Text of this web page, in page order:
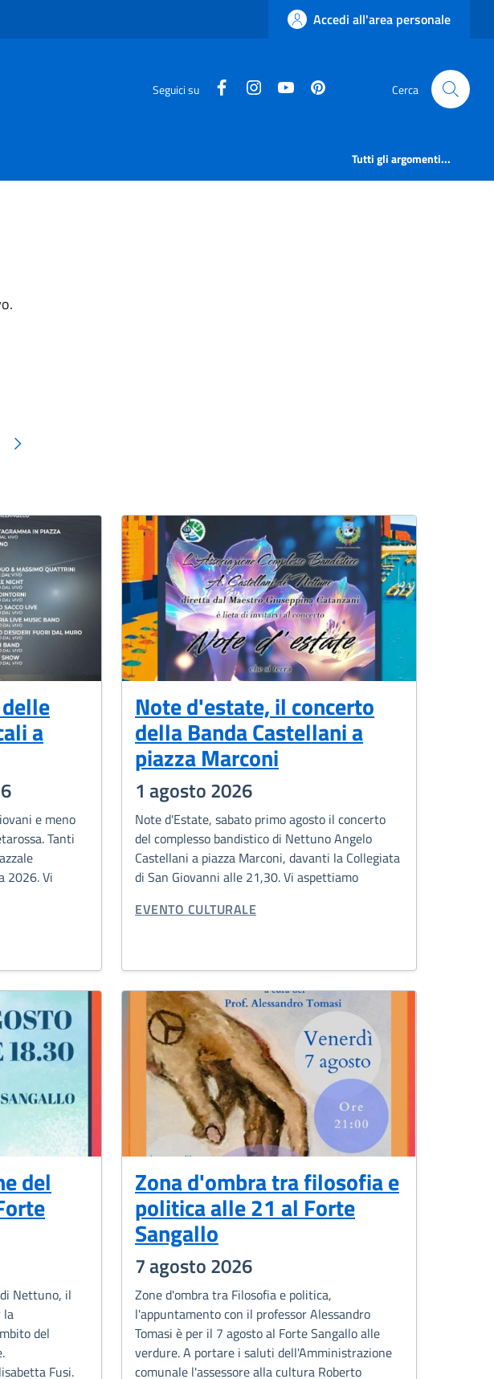
Accedi all'area personale
Seguici su facebookinstagramcanale youtube Cerca
Tutti gli argomenti...
Mese successivo
a
e meno
Tanti
2026. Vi
Note d'estate, il concerto
della Banda Castellani a
piazza Marconi
1 agosto 2026
Note d'Estate, sabato primo agosto il concerto
del complesso bandistico di Nettuno Angelo
Castellani a piazza Marconi, davanti la Collegiata
di San Giovanni alle 21,30. Vi aspettiamo
CATEGORIA CORRELATA:
EVENTO CULTURALE
del
Nettuno, il
la
del
Fusi.
Zona d'ombra tra filosofia e
politica alle 21 al Forte
Sangallo
7 agosto 2026
Zone d'ombra tra Filosofia e politica,
l'appuntamento con il professor Alessandro
Tomasi è per il 7 agosto al Forte Sangallo alle
verdure. A portare i saluti dell'Amministrazione
comunale l'assessore alla cultura Roberto